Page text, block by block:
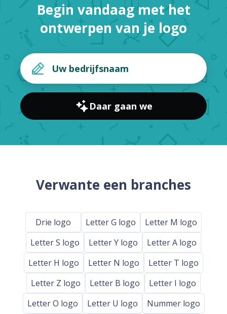
Begin vandaag met het
ontwerpen van je logo
Daar gaan we
Verwante een branches
Drie logo Letter G logo
Letter M logo
Letter S logo
Letter Y logo
Letter A logo
Letter H logo
Letter N logo
Letter T logo
Letter Z logo
Letter B logo
Letter I logo
Letter O logo
Letter U logo Nummer logo